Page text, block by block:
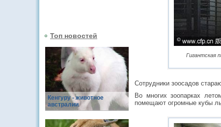
Топ новостей
Кенгуру - животное
австралии
Гигантская
Сотрудники зоосадов
Во многих зоопарках
помещают огромные кубы